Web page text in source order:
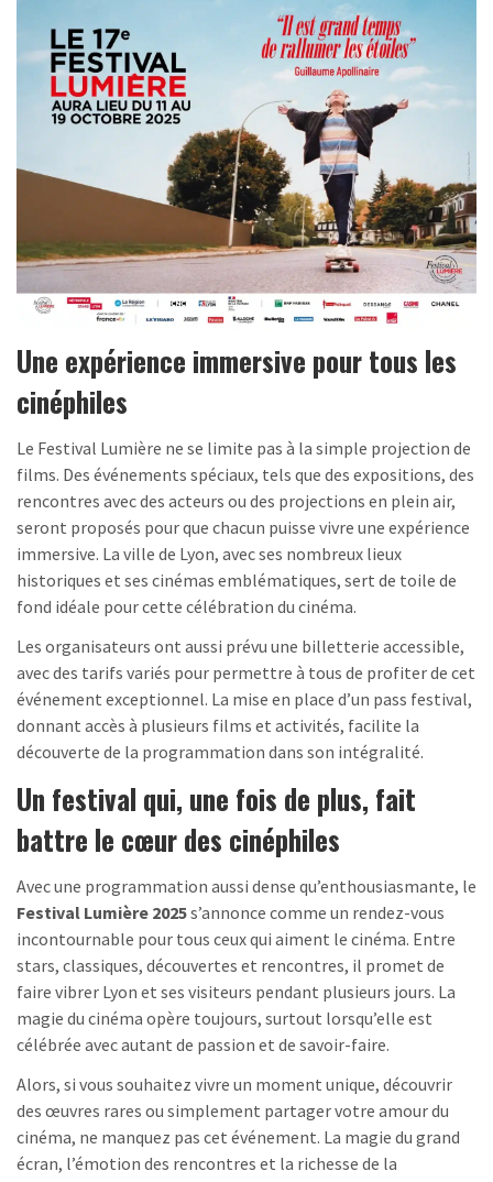
Une expérience immersive pour tous les
cinéphiles
Le Festival Lumière ne se limite pas à la simple projection de
films. Des événements spéciaux, tels que des expositions, des
rencontres avec des acteurs ou des projections en plein air,
seront proposés pour que chacun puisse vivre une expérience
immersive. La ville de Lyon, avec ses nombreux lieux
historiques et ses cinémas emblématiques, sert de toile de
fond idéale pour cette célébration du cinéma.
Les organisateurs ont aussi prévu une billetterie accessible,
avec des tarifs variés pour permettre à tous de profiter de cet
événement exceptionnel. La mise en place d’un pass festival,
donnant accès à plusieurs films et activités, facilite la
découverte de la programmation dans son intégralité.
Un festival qui, une fois de plus, fait
battre le cœur des cinéphiles
Avec une programmation aussi dense qu’enthousiasmante, le
Festival Lumière 2025s’annonce comme un rendez-vous
incontournable pour tous ceux qui aiment le cinéma. Entre
stars, classiques, découvertes et rencontres, il promet de
faire vibrer Lyon et ses visiteurs pendant plusieurs jours. La
magie du cinéma opère toujours, surtout lorsqu’elle est
célébrée avec autant de passion et de savoir-faire.
Alors, si vous souhaitez vivre un moment unique, découvrir
des œuvres rares ou simplement partager votre amour du
cinéma, ne manquez pas cet événement. La magie du grand
écran, l’émotion des rencontres et la richesse de la